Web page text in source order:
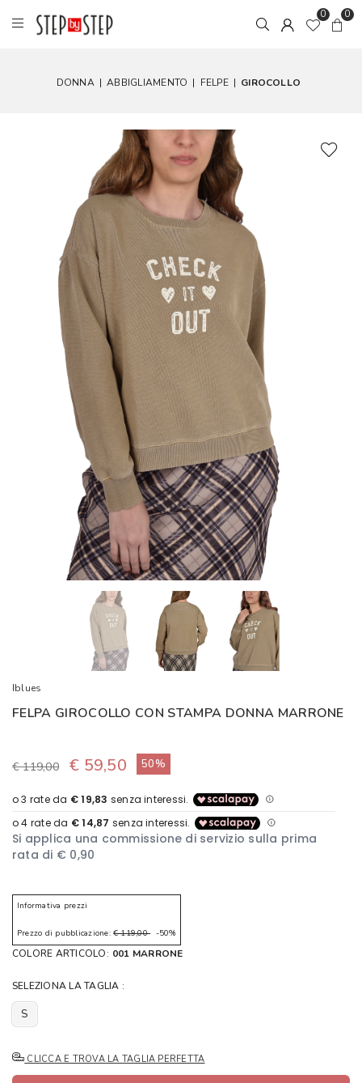
0 0
DONNA | ABBIGLIAMENTO | FELPE | GIROCOLLO
Iblues
FELPA GIROCOLLO CON STAMPA DONNA MARRONE
€ 119,00 € 59,50 50%
Informativa prezzi
Prezzo di pubblicazione: € 119,00-50%
COLORE ARTICOLO: 001 MARRONE
SELEZIONA LA TAGLIA :
S
CLICCA E TROVA LA TAGLIA PERFETTA